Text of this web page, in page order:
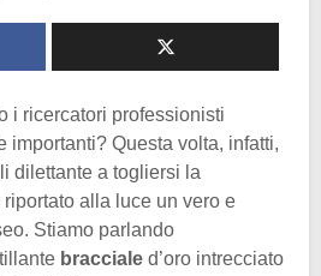
i ricercatori professionisti
importanti? Questa volta, infatti,
dilettante a togliersi la
alla luce un vero e
Stiamo parlando
bracciale d’oro intrecciato